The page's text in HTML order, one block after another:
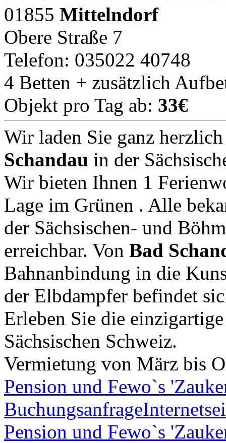
01855 Mittelndorf
Obere Straße 7
Telefon: 035022 40748
4 Betten + zusätzlich
Objekt pro Tag ab: 33€
Wir laden Sie ganz
Schandau in der
Wir bieten Ihnen 1
Lage im Grünen . Alle
der Sächsischen- und
erreichbar. Von Bad
Bahnanbindung in die
der Elbdampfer befindet
Erleben Sie die
Sächsischen Schweiz.
Vermietung von März bis
Pension und Fewo`s
Buchungsanfrage
Pension und Fewo`s